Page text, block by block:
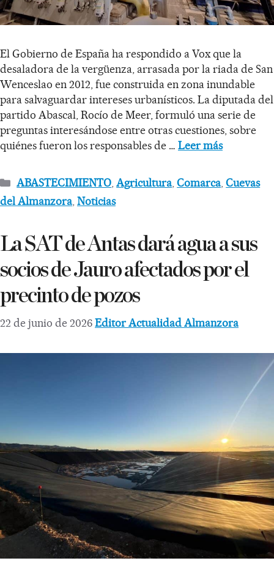
El Gobierno de España ha respondido a Vox que la
desaladora de la vergüenza, arrasada por la riada de San
Wenceslao en 2012, fue construida en zona inundable
para salvaguardar intereses urbanísticos. La diputada del
partido Abascal, Rocío de Meer, formuló una serie de
preguntas interesándose entre otras cuestiones, sobre
quiénes fueron los responsables de … Leer más
ABASTECIMIENTO ,Agricultura,Comarca,Cuevas
del Almanzora, Noticias
La SAT de Antas dará agua a sus
socios de Jauro afectados por el
precinto de pozos
22 de junio de 2026Editor Actualidad Almanzora